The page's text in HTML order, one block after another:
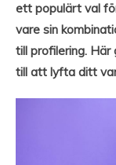
ett populärt val
vare sin
till profilering. Här
till att lyfta ditt